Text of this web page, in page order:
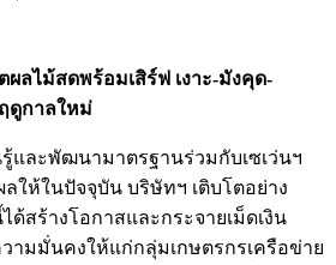
ลไม้สดพร้อมเสิร์ฟ เงาะ-มังคุด-
ฤดูกาลใหม่
และพัฒนามาตรฐานร่วมกับเซเว่นฯ
ให้ในปัจจุบัน บริษัทฯ เติบโตอย่าง
ด้สร้างโอกาสและกระจายเม็ดเงิน
ามมั่นคงให้แก่กลุ่มเกษตรกรเครือข่าย